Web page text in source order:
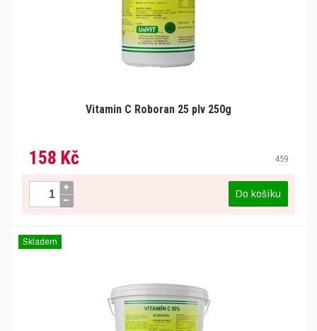
Vitamin C Roboran 25 plv 250g
158 Kč 459
Do košíku
Skladem